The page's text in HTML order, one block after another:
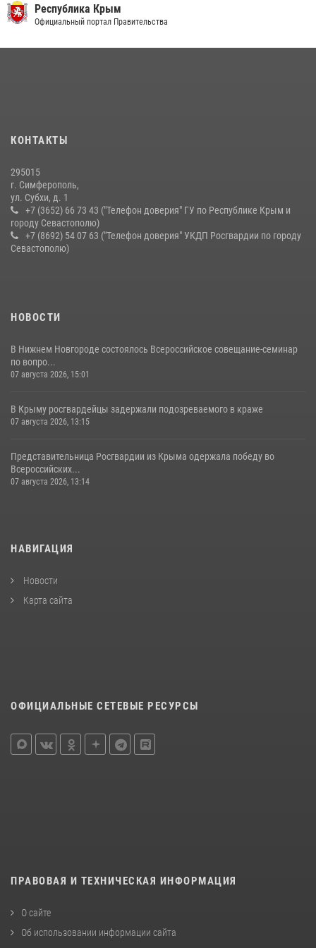
В Ялте росгвардейцы задержали подозреваемого в краже
серию правонарушений в Севастополе
Республика Крым
Официальный портал Правительства
КОНТАКТЫ
295015
г. Симферополь,
ул. Субхи, д. 1
+7 (3652) 66 73 43 ("Телефон доверия" ГУ по Республике Крым и
городу Севастополю)
+7 (8692) 54 07 63 ("Телефон доверия" УКДП Росгвардии по городу
Севастополю)
НОВОСТИ
В Нижнем Новгороде состоялось Всероссийское совещание-семинар
по вопро...
07 августа 2026, 15:01
В Крыму росгвардейцы задержали подозреваемого в краже
07 августа 2026, 13:15
Представительница Росгвардии из Крыма одержала победу во
Всероссийских...
07 августа 2026, 13:14
НАВИГАЦИЯ
Новости
Карта сайта
ОФИЦИАЛЬНЫЕ СЕТЕВЫЕ РЕСУРСЫ
ПРАВОВАЯ И ТЕХНИЧЕСКАЯ ИНФОРМАЦИЯ
О сайте
Об использовании информации сайта